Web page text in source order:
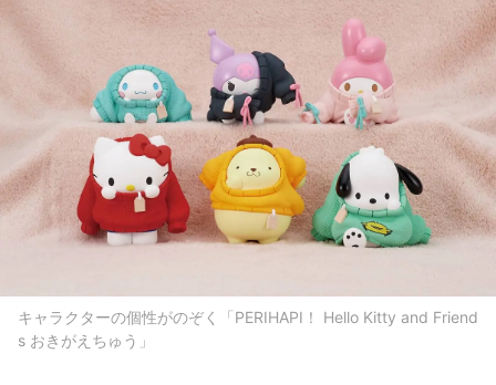
キャラクターの個性がのぞく「PERIHAPI！ Hello Kitty and Friend
s おきがえちゅう」